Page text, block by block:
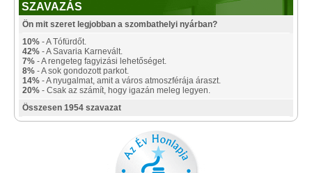
SZAVAZÁS
Ön mit szeret legjobban a szombathelyi nyárban?
10% - A Tófürdőt.
42% - A Savaria Karnevált.
7% - A rengeteg fagyizási lehetőséget.
8% - A sok gondozott parkot.
14% - A nyugalmat, amit a város atmoszférája áraszt.
20% - Csak az számít, hogy igazán meleg legyen.
Összesen 1954 szavazat